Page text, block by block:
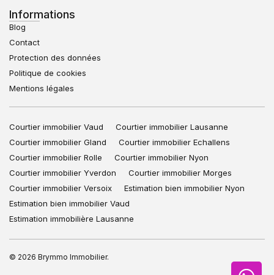
Informations
Blog
Contact
Protection des données
Politique de cookies
Mentions légales
Courtier immobilier Vaud
Courtier immobilier Lausanne
Courtier immobilier Gland
Courtier immobilier Echallens
Courtier immobilier Rolle
Courtier immobilier Nyon
Courtier immobilier Yverdon
Courtier immobilier Morges
Courtier immobilier Versoix
Estimation bien immobilier Nyon
Estimation bien immobilier Vaud
Estimation immobilière Lausanne
© 2026 Brymmo Immobilier.